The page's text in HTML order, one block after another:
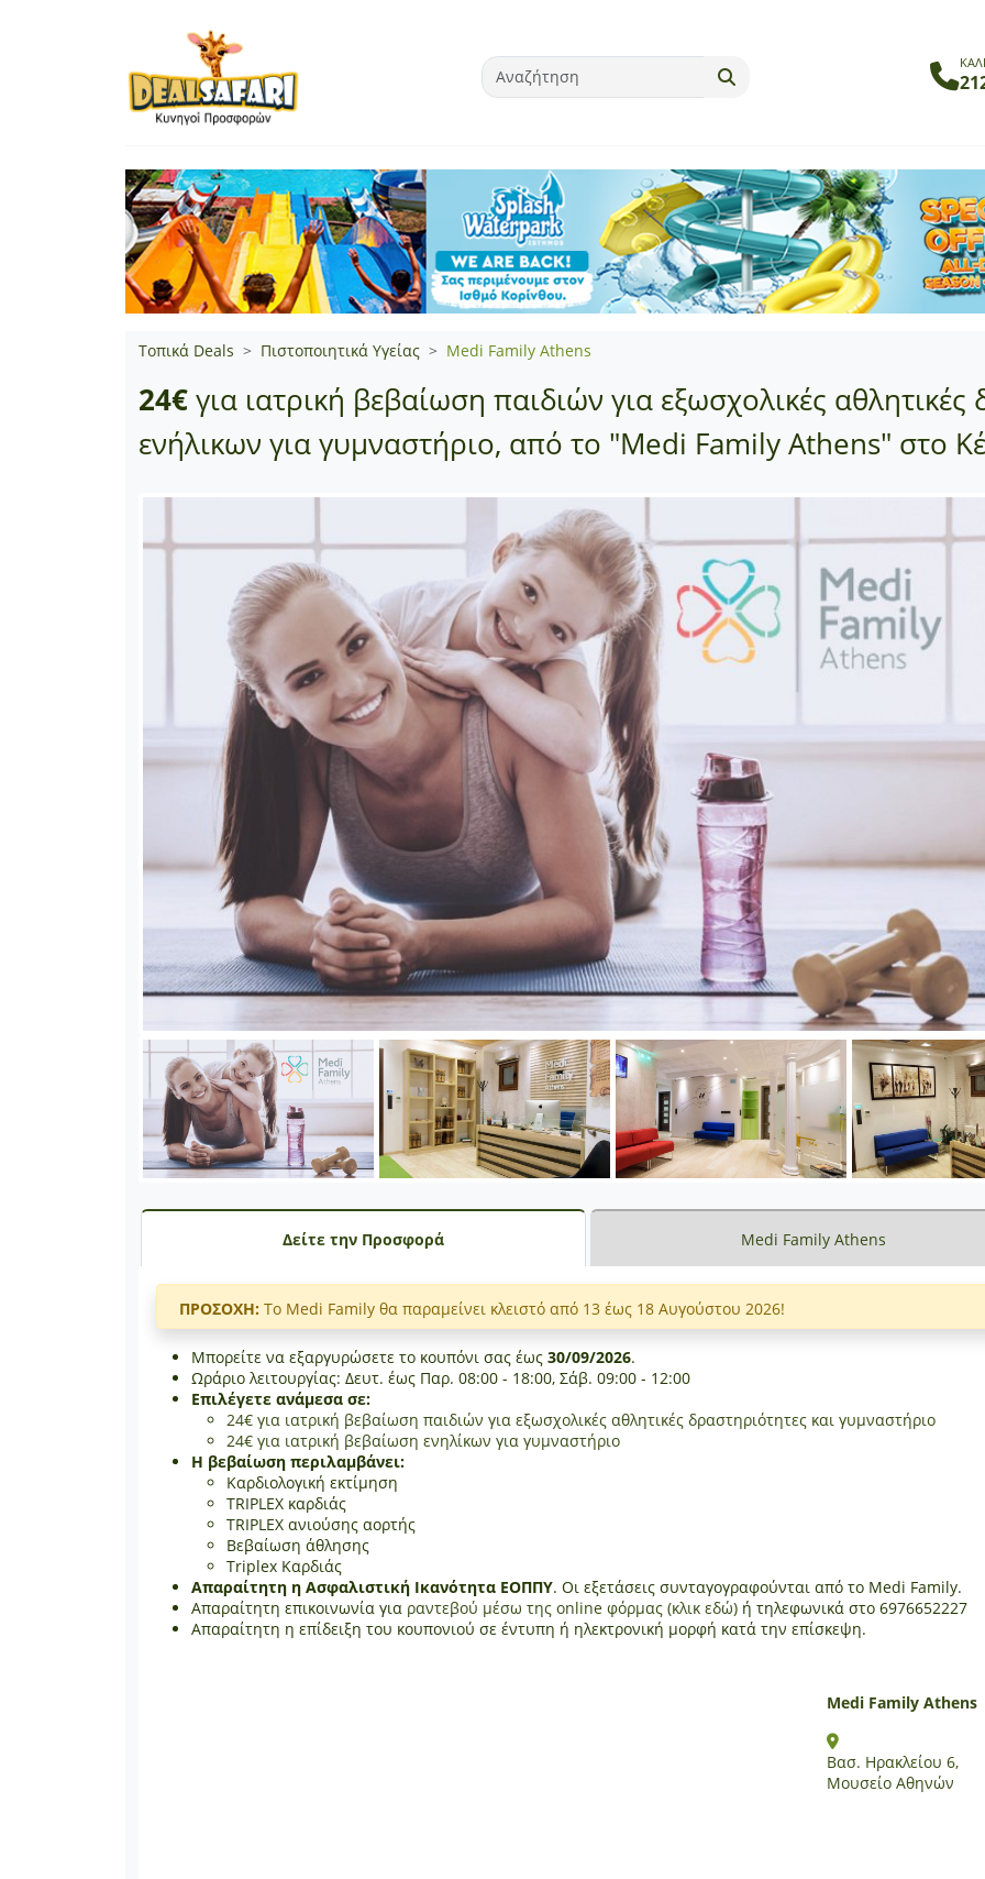
Τοπικά Deals Πιστοποιητικά Υγείας Medi Family Athens
24€ για ιατρική βεβαίωση παιδιών για εξωσχολικές αθλητικές
ενήλικων για γυμναστήριο, από το "Medi Family Athens" στο
Δείτε την Προσφορά Medi Family Athens
ΠΡΟΣΟΧΗ: Το Medi Family θα παραμείνει κλειστό από 13 έως 18 Αυγούστου 2026!
Μπορείτε να εξαργυρώσετε το κουπόνι σας έως 30/09/2026.
Ωράριο λειτουργίας: Δευτ. έως Παρ. 08:00 - 18:00, Σάβ. 09:00 - 12:00
Επιλέγετε ανάμεσα σε:
24€ για ιατρική βεβαίωση παιδιών για εξωσχολικές αθλητικές δραστηριότητες και γυμναστήριο
24€ για ιατρική βεβαίωση ενηλίκων για γυμναστήριο
Η βεβαίωση περιλαμβάνει:
Καρδιολογική εκτίμηση
TRIPLEX καρδιάς
TRIPLEX ανιούσης αορτής
Βεβαίωση άθλησης
Triplex Καρδιάς
Απαραίτητη η Ασφαλιστική Ικανότητα ΕΟΠΠΥ. Οι εξετάσεις συνταγογραφούνται από το Medi Family.
Απαραίτητη επικοινωνία για ραντεβού μέσω της online φόρμας (κλικ εδώ) ή τηλεφωνικά στο 6976652227
Απαραίτητη η επίδειξη του κουπονιού σε έντυπη ή ηλεκτρονική μορφή κατά την επίσκεψη.
Medi Family Athens
Βασ. Ηρακλείου 6,
Μουσείο Αθηνών